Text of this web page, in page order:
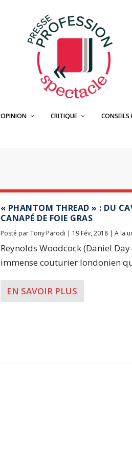
OPINION CRITIQUE CONSEILS
« PHANTOM THREAD » : DU
CANAPÉ DE FOIE GRAS
Posté parTony Parodi | 19 Fév, 2018| A la
Reynolds Woodcock (Daniel
immense couturier londonien
EN SAVOIR PLUS